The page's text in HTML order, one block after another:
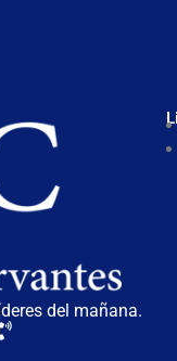
del mañana.